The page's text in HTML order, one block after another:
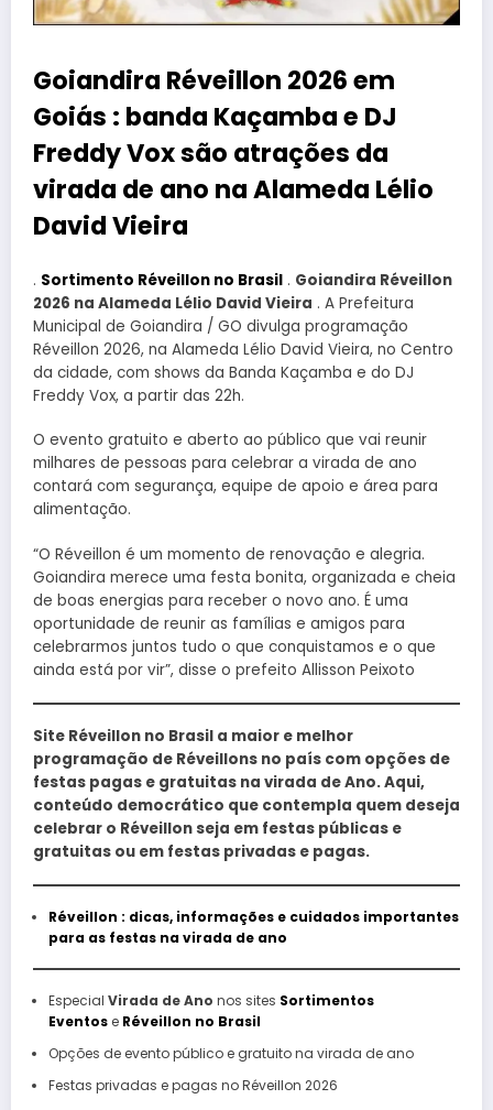
Goiandira Réveillon 2026 em
Goiás : banda Kaçamba e DJ
Freddy Vox são atrações da
virada de ano na Alameda Lélio
David Vieira
. Sortimento Réveillon no Brasil . Goiandira Réveillon
2026 na Alameda Lélio David Vieira . A Prefeitura
Municipal de Goiandira / GO divulga programação
Réveillon 2026, na Alameda Lélio David Vieira, no Centro
da cidade, com shows da Banda Kaçamba e do DJ
Freddy Vox, a partir das 22h.
O evento gratuito e aberto ao público que vai reunir
milhares de pessoas para celebrar a virada de ano
contará com segurança, equipe de apoio e área para
alimentação.
“O Réveillon é um momento de renovação e alegria.
Goiandira merece uma festa bonita, organizada e cheia
de boas energias para receber o novo ano. É uma
oportunidade de reunir as famílias e amigos para
celebrarmos juntos tudo o que conquistamos e o que
ainda está por vir”, disse o prefeito Allisson Peixoto
Site Réveillon no Brasil a maior e melhor
programação de Réveillons no país com opções de
festas pagas e gratuitas na virada de Ano. Aqui,
conteúdo democrático que contempla quem deseja
celebrar o Réveillon seja em festas públicas e
gratuitas ou em festas privadas e pagas.
Réveillon : dicas, informações e cuidados importantes
para as festas na virada de ano
Especial Virada de Ano nos sites Sortimentos
Eventose Réveillon no Brasil
Opções de evento público e gratuito na virada de ano
Festas privadas e pagas no Réveillon 2026